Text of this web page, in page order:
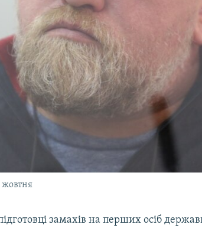
замахів на перших осіб